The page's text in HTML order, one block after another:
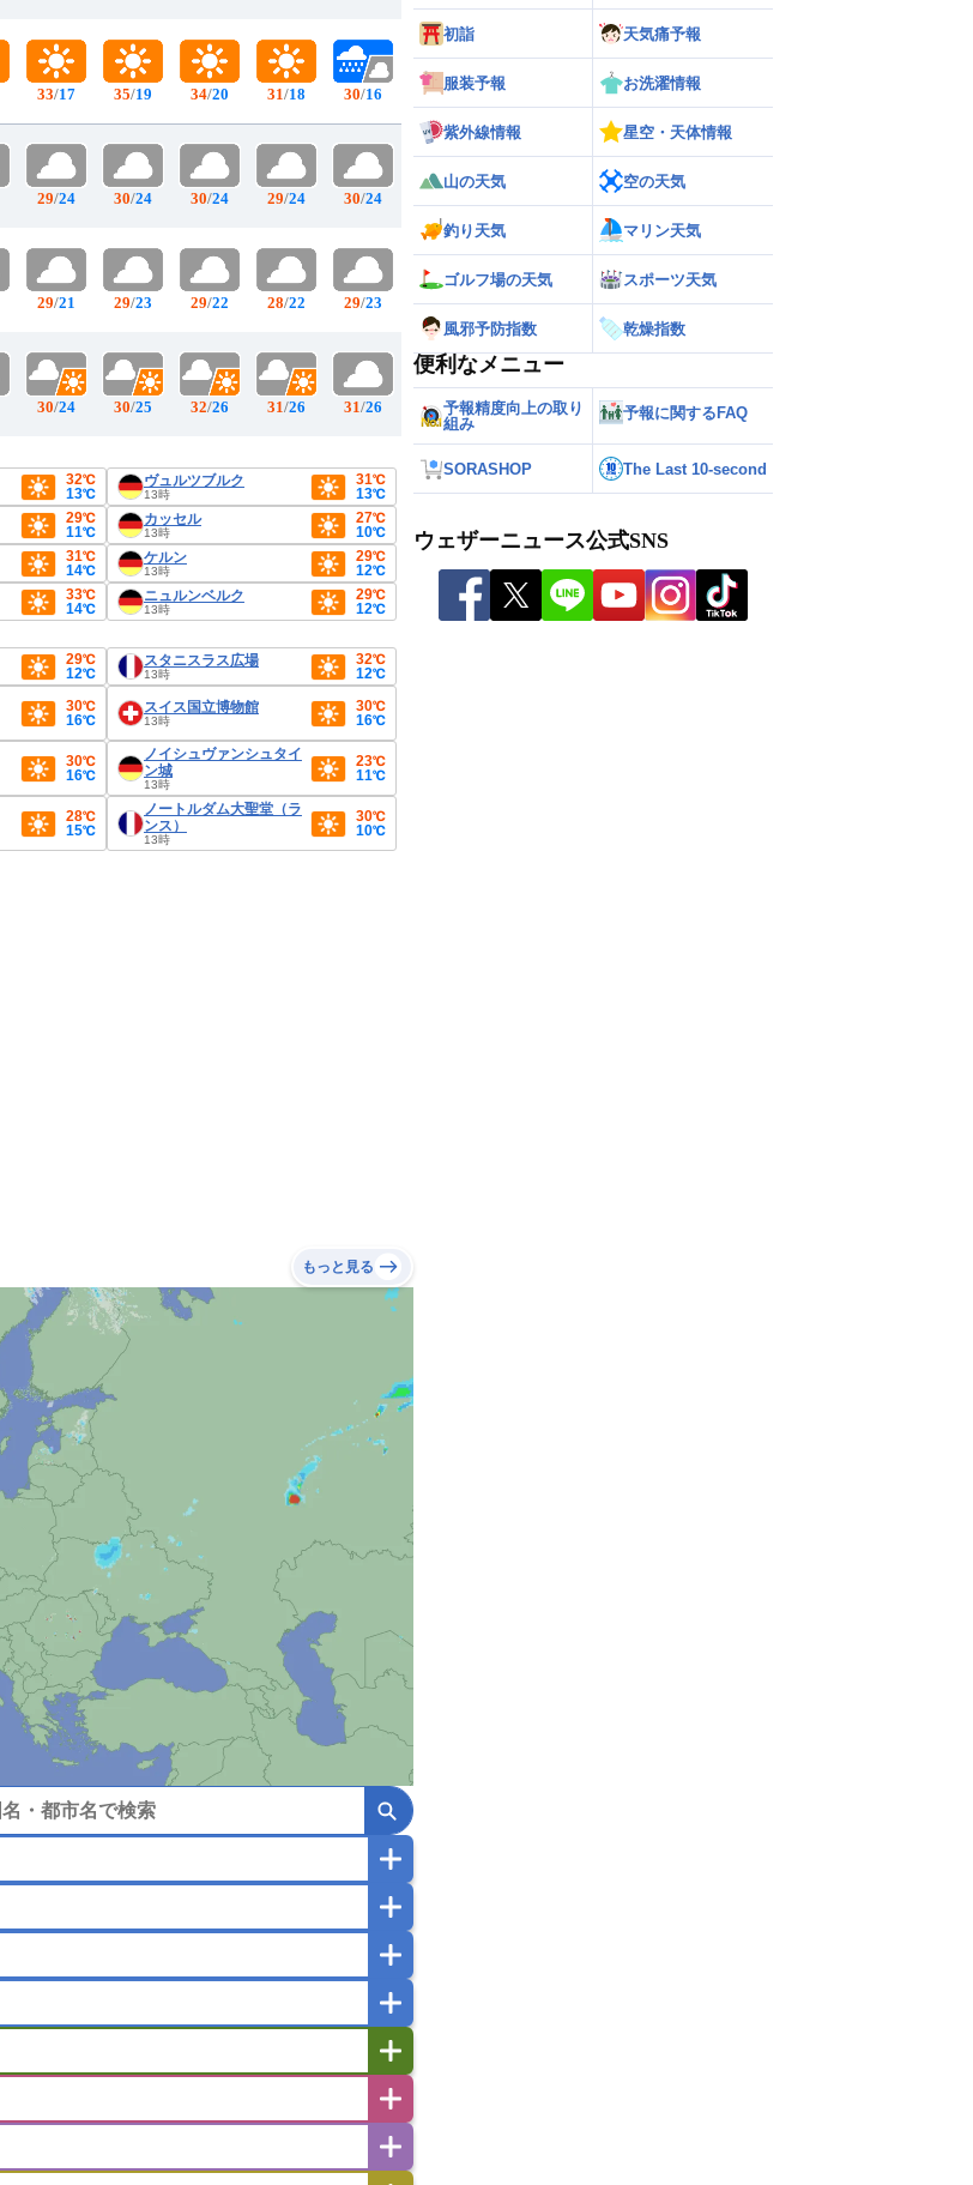
33/17
29/24
29/21
30/24
35/19
30/24
29/23
30/25
34/20
30/24
29/22
32/26
31/18
29/24
28/22
31/26
30/16
30/24
29/23
31/26
32℃
13℃
ヴュルツブルク
13時
31℃
13℃
29℃
11℃
カッセル
13時
27℃
10℃
31℃
14℃
ケルン
13時
29℃
12℃
33℃
14℃
ニュルンベルク
13時
29℃
12℃
29℃
12℃
スタニスラス広場
13時
32℃
12℃
30℃
16℃
スイス国立博物館
13時
30℃
16℃
30℃
16℃
ノイシュヴァンシュタイ
ン城
13時
23℃
11℃
28℃
15℃
ノートルダム大聖堂（ラ
ンス）
13時
30℃
10℃
もっと見る
初詣 天気痛予報
服装予報 お洗濯情報
紫外線情報 星空・天体情報
山の天気 空の天気
釣り天気 マリン天気
ゴルフ場の天気 スポーツ天気
風邪予防指数 乾燥指数
便利なメニュー
予報精度向上の取り
組み
予報に関するFAQ
SORASHOP The Last 10-second
ウェザーニュース公式SNS